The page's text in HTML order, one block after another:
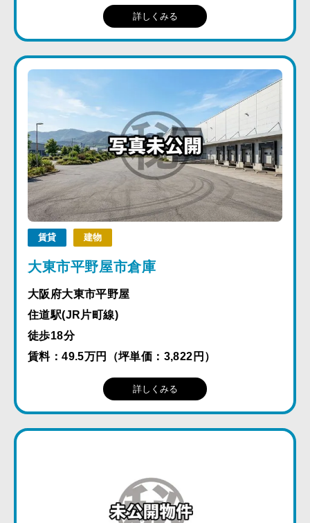
詳しくみる
賃貸 建物
大東市平野屋市倉庫
大阪府大東市平野屋
住道駅(JR片町線)
徒歩18分
賃料：49.5万円（坪単価：3,822円）
詳しくみる